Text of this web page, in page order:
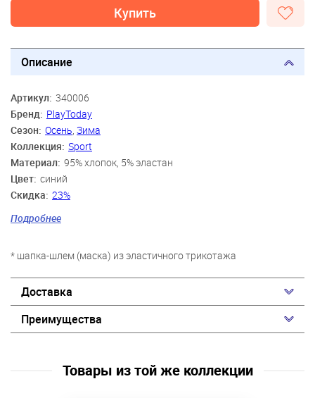
Купить
Описание
Артикул: 340006
Бренд: PlayToday
Сезон: Осень, Зима
Коллекция: Sport
Материал: 95% хлопок, 5% эластан
Цвет: синий
Скидка: 23%
Мальчики
Возраст: 3 года-4 года, 5 лет-6 лет, 7 лет-8 лет
Подробнее
* шапка-шлем (маска) из эластичного трикотажа
Доставка
Преимущества
Товары из той же коллекции